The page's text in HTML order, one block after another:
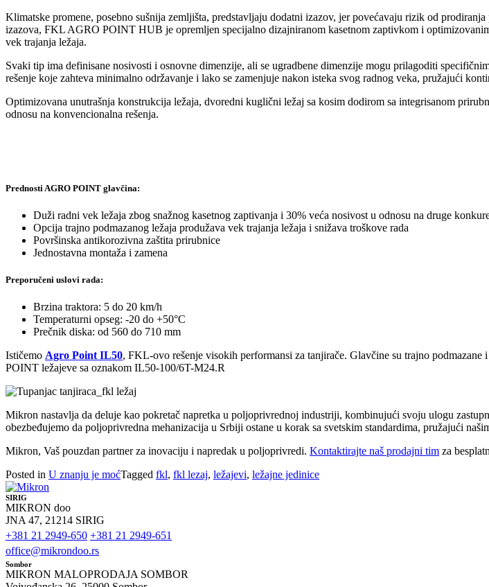
Klimatske promene, posebno sušnija zemljišta, predstavljaju dodatni izazov, jer povećavaju rizik od
izazova, FKL AGRO POINT HUB je opremljen specijalno dizajniranom kasetnom zaptivkom i
vek trajanja ležaja.
Svaki tip ima definisane nosivosti i osnovne dimenzije, ali se ugradbene dimenzije mogu prilagoditi
rešenje koje zahteva minimalno održavanje i lako se zamenjuje nakon isteka svog radnog veka, pružajući
Optimizovana unutrašnja konstrukcija ležaja, dvoredni kuglični ležaj sa kosim dodirom sa integrisanom
odnosu na konvencionalna rešenja.
Prednosti AGRO POINT glavčina:
Duži radni vek ležaja zbog snažnog kasetnog zaptivanja i 30% veća nosivost u odnosu na druge
Opcija trajno podmazanog ležaja produžava vek trajanja ležaja i snižava troškove rada
Površinska antikorozivna zaštita prirubnice
Jednostavna montaža i zamena
Preporučeni uslovi rada:
Brzina traktora: 5 do 20 km/h
Temperaturni opseg: -20 do +50°C
Prečnik diska: od 560 do 710 mm
Ističemo Agro Point IL50, FKL-ovo rešenje visokih performansi za tanjirače. Glavčine su trajno
POINT ležajeve sa oznakom IL50-100/6T-M24.R
Mikron nastavlja da deluje kao pokretač napretka u poljoprivrednoj industriji, kombinujući svoju ulogu
obezbeđujemo da poljoprivredna mehanizacija u Srbiji ostane u korak sa svetskim standardima, pružajući
Mikron, Vaš pouzdan partner za inovaciju i napredak u poljoprivredi. Kontaktirajte naš prodajni tim za
Posted in U znanju je moćTagged fkl, fkl lezaj, ležajevi, ležajne jedinice
SIRIG
MIKRON doo
JNA 47, 21214 SIRIG
+381 21 2949-650 +381 21 2949-651
office@mikrondoo.rs
Sombor
MIKRON MALOPRODAJA SOMBOR